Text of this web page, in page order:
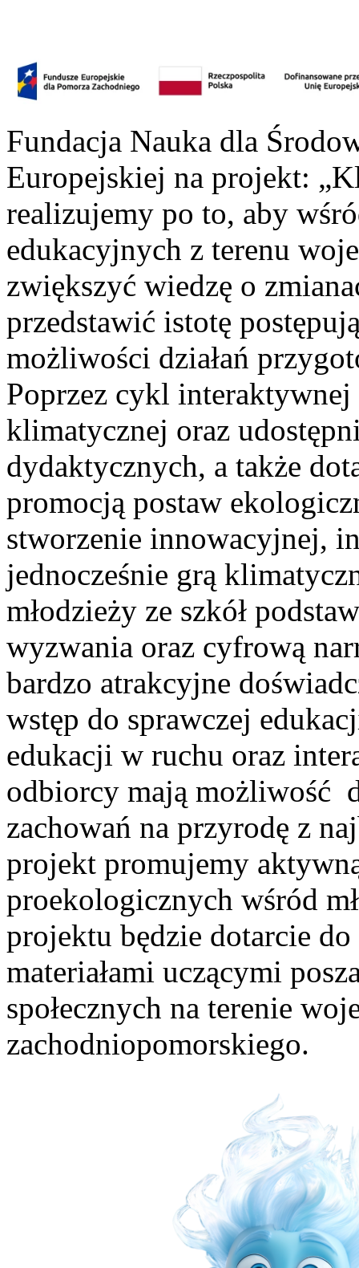
Fundacja Nauka dla
Europejskiej na projekt:
realizujemy po to, aby
edukacyjnych z terenu
zwiększyć wiedzę o
przedstawić istotę
możliwości działań
Poprzez cykl
klimatycznej oraz
dydaktycznych, a także
promocją postaw
stworzenie innowacyjnej,
jednocześnie grą
młodzieży ze szkół
wyzwania oraz cyfrową
bardzo atrakcyjne
wstęp do sprawczej
edukacji w ruchu oraz
odbiorcy mają możliwość
zachowań na przyrodę z
projekt promujemy
proekologicznych wśród
projektu będzie dotarcie
materiałami uczącymi
społecznych na terenie
zachodniopomorskiego.